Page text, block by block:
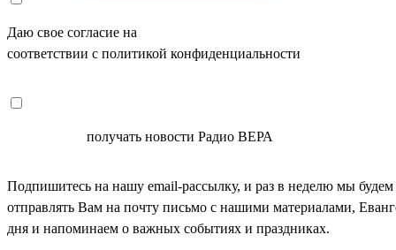
Даю свое согласие на
соответствии с политикой конфиденциальности
получать новости Радио ВЕРА
Подпишитесь на нашу email-рассылку, и раз в неделю мы будем
отправлять Вам на почту письмо с нашими материалами,
дня и напоминаем о важных событиях и праздниках.